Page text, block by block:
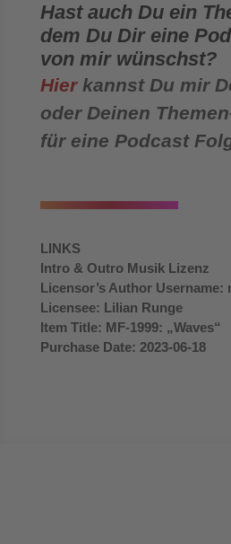
Hast auch Du ein
dem Du Dir eine
von mir wünschst?
Hierkannst Du mir
oder Deinen
für eine Podcast
LINKS
Intro & Outro Musik Lizenz
Licensor’s Author Username:
Licensee: Lilian Runge
Item Title: MF-1999: „Waves“
Purchase Date: 2023-06-18